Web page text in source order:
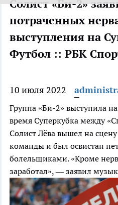
Солист «Би-2»
потраченных
выступления на
Футбол :: РБК
10 июля 2022
Группа «Би-2» выступила
время Суперкубка между
Солист Лёва вышел на
команды и был освистан
болельщиками. «Кроме
заработал», — заявил